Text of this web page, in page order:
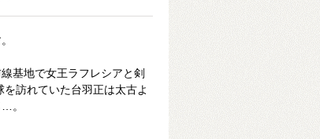
基地で女王ラフレシアと剣
訪れていた台羽正は太古よ
。